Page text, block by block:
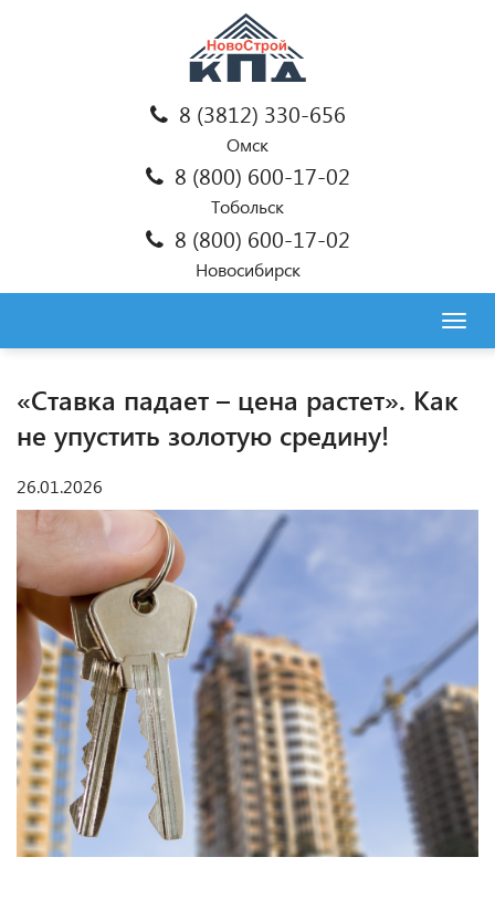
8 (3812) 330-656
Омск
8 (800) 600-17-02
Тобольск
8 (800) 600-17-02
Новосибирск
«Ставка падает – цена растет». Как
не упустить золотую средину!
26.01.2026